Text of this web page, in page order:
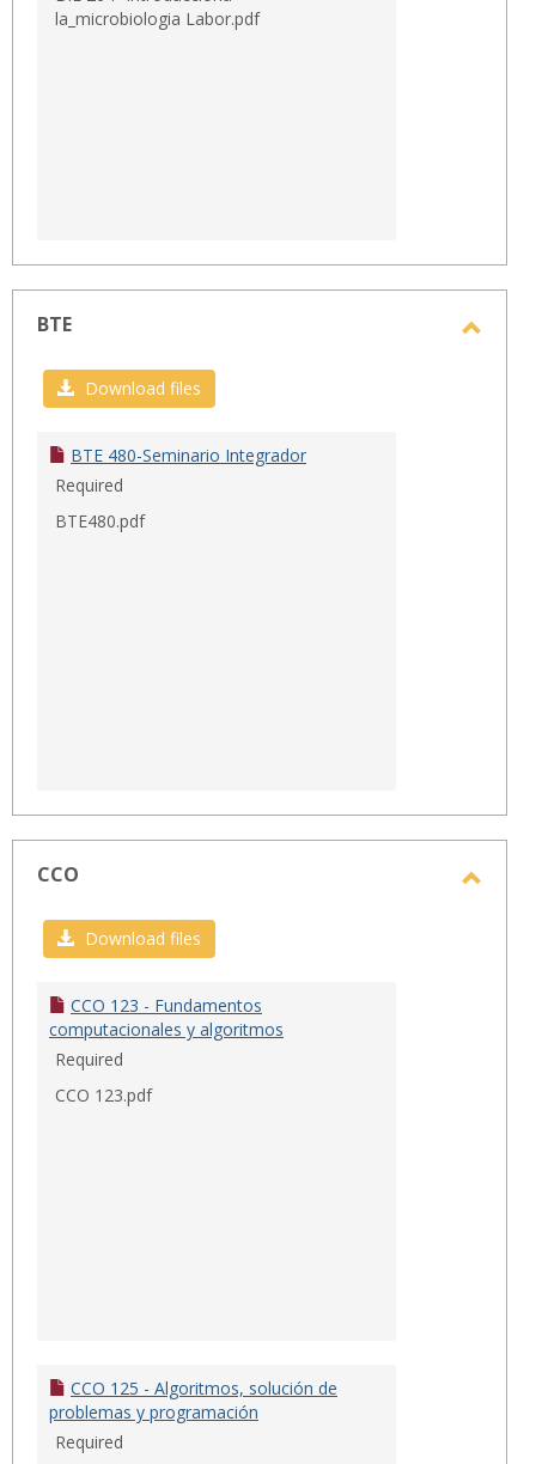
la_microbiologia Labor.pdf
BTE
Download files
BTE 480-Seminario Integrador
Required
BTE480.pdf
CCO
Download files
CCO 123 - Fundamentos
computacionales y algoritmos
Required
CCO 123.pdf
CCO 125 - Algoritmos, solución de
problemas y programación
Required